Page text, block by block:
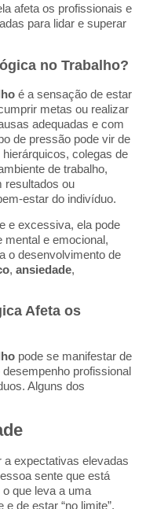
afeta os profissionais e
para lidar e superar
no Trabalho?
é a sensação de estar
metas ou realizar
adequadas e com
de pressão pode vir de
colegas de
de trabalho,
resultados ou
estar do indivíduo.
e excessiva, ela pode
mental e emocional,
o desenvolvimento de
, ansiedade,
Afeta os
pode se manifestar de
profissional
Alguns dos
a expectativas elevadas
sente que está
que leva a uma
de estar “no limite”.